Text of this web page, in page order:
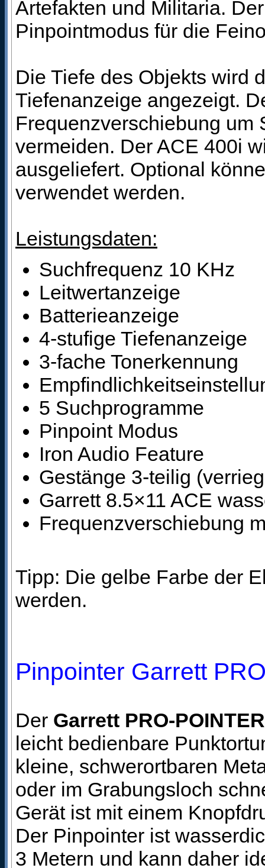
Artefakten und Militaria.
Pinpointmodus für die
Die Tiefe des Objekts wird
Tiefenanzeige angezeigt.
Frequenzverschiebung um
vermeiden. Der ACE 400i
ausgeliefert. Optional
verwendet werden.
Leistungsdaten:
Suchfrequenz 10 KHz
Leitwertanzeige
Batterieanzeige
4-stufige Tiefenanzeige
3-fache Tonerkennung
5 Suchprogramme
Pinpoint Modus
Iron Audio Feature
Gestänge 3-teilig
Garrett 8.5×11 ACE
Frequenzverschiebung
Tipp: Die gelbe Farbe der
werden.
Pinpointer Garrett
Der Garrett PRO-
leicht bedienbare
kleine, schwerortbaren
oder im Grabungsloch
Gerät ist mit einem
Der Pinpointer ist
3 Metern und kann daher